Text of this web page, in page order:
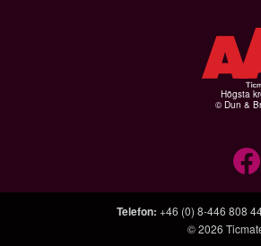
Högsta
© Dun &
Telefon: +46 (0) 8-446 808
© 2026